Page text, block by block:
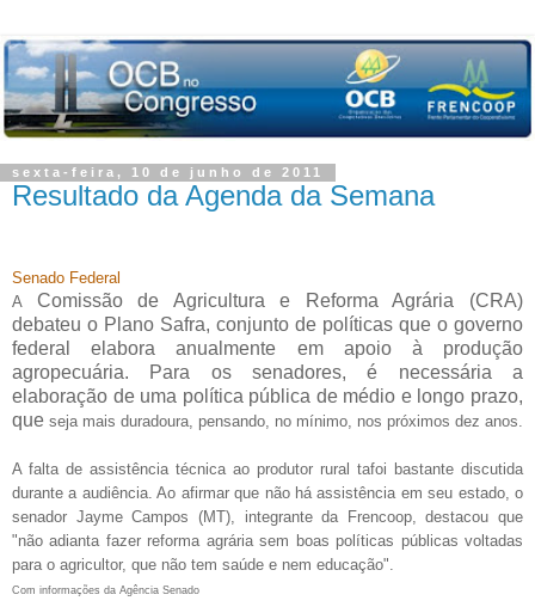
sexta-feira, 10 de junho de 2011
Resultado da Agenda da Semana
Senado Federal
A Comissão de Agricultura e Reforma Agrária (CRA)
debateu o Plano Safra, conjunto de políticas que o governo
federal elabora anualmente em apoio à produção
agropecuária. Para os senadores, é necessária a
elaboração de uma política pública de médio e longo prazo,
que seja mais duradoura, pensando, no mínimo, nos próximos dez anos.
A falta de assistência técnica ao produtor rural tafoi bastante discutida
durante a audiência. Ao afirmar que não há assistência em seu estado, o
senador Jayme Campos (MT), integrante da Frencoop, destacou que
"não adianta fazer reforma agrária sem boas políticas públicas voltadas
para o agricultor, que não tem saúde e nem educação".
Com informações da Agência Senado